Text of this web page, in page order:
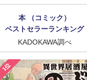
本 （コミック）
ベストセラーランキング
KADOKAWA調べ
1位